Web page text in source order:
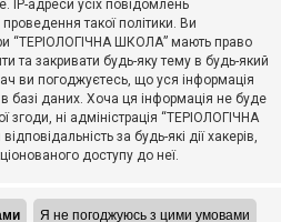
IP-адреси усіх повідомлень
такої політики. Ви
“ТЕРІОЛОГІЧНА ШКОЛА” мають право
та закривати будь-яку тему в будь-який
ви погоджуєтесь, що уся інформація
базі даних. Хоча ця інформація не буде
згоди, ні адміністрація “ТЕРІОЛОГІЧНА
за будь-які дії хакерів,
доступу до неї.